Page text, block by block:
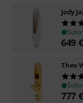
Jody
649 €
Theo
777 €